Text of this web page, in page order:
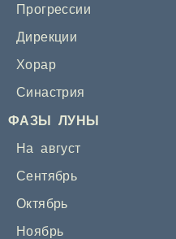
Прогрессии
Дирекции
Хорар
Синастрия
ФАЗЫ ЛУНЫ
На август
Сентябрь
Октябрь
Ноябрь